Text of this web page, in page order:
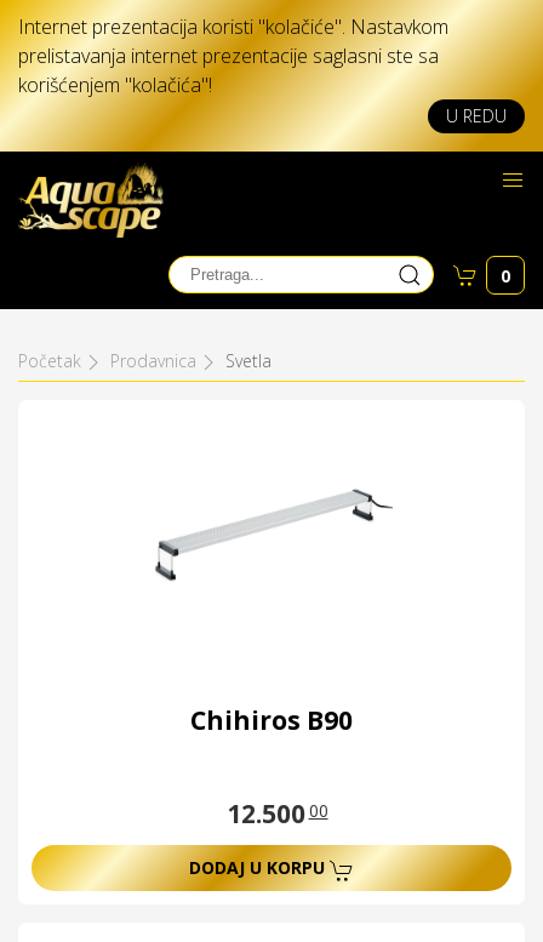
Internet prezentacija koristi "kolačiće". Nastavkom
prelistavanja internet prezentacije saglasni ste sa
korišćenjem "kolačića"!
U REDU
0
Početak Prodavnica Svetla
Chihiros B90
12.50000
DODAJ U KORPU